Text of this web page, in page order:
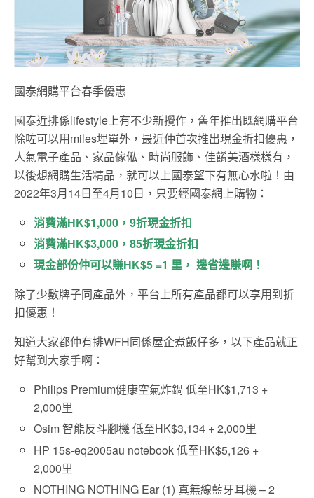
國泰網購平台春季優惠
國泰近排係lifestyle上有不少新攪作，舊年推出既網購平台
除咗可以用miles埋單外，最近仲首次推出現金折扣優惠，
人氣電子產品、家品傢俬、時尚服飾、佳餚美酒樣樣有，
以後想網購生活精品，就可以上國泰望下有無心水啦！由
2022年3月14日至4月10日，只要經國泰網上購物：
消費滿HK$1,000，9折現金折扣
消費滿HK$3,000，85折現金折扣
現金部份仲可以賺HK$5 =1 里， 邊省邊賺啊！
除了少數牌子同產品外，平台上所有產品都可以享用到折
扣優惠！
知道大家都仲有排WFH同係屋企煮飯仔多，以下產品就正
好幫到大家手啊：
Philips Premium健康空氣炸鍋 低至HK$1,713 +
2,000里
Osim 智能反斗腳機 低至HK$3,134 + 2,000里
HP 15s-eq2005au notebook 低至HK$5,126 +
2,000里
NOTHING NOTHING Ear (1) 真無線藍牙耳機 – 2